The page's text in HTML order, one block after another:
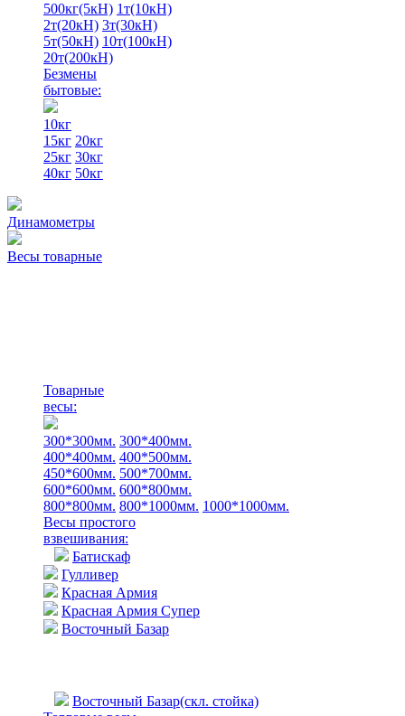
500кг(5кН) 1т(10кН)
2т(20кН) 3т(30кН)
5т(50кН) 10т(100кН)
20т(200кН)
Безмены
бытовые:
10кг
15кг 20кг
25кг 30кг
40кг 50кг
Динамометры
Весы товарные
Товарные
весы:
300*300мм. 300*400мм.
400*400мм. 400*500мм.
450*600мм. 500*700мм.
600*600мм. 600*800мм.
800*800мм. 800*1000мм. 1000*1000мм.
Весы простого
взвешивания:
Батискаф
Гулливер
Красная Армия
Красная Армия Супер
Восточный Базар
Восточный Базар(скл. стойка)